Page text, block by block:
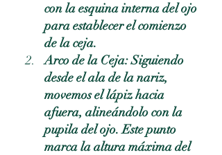
con la esquina interna del ojo
para establecer el comienzo
de la ceja.
Arco de la Ceja: Siguiendo
desde el ala de la nariz,
movemos el lápiz hacia
afuera, alineándolo con la
pupila del ojo. Este punto
marca la altura máxima del